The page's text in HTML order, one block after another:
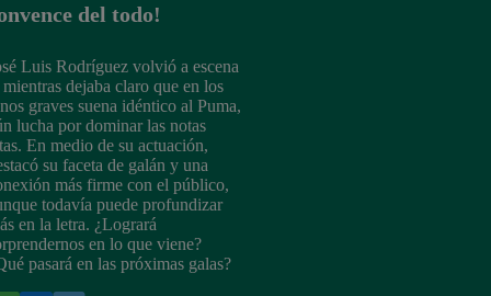
del todo!
Luis Rodríguez volvió a escena
dejaba claro que en los
graves suena idéntico al Puma,
lucha por dominar las notas
En medio de su actuación,
su faceta de galán y una
más firme con el público,
todavía puede profundizar
en la letra. ¿Logrará
en lo que viene?
pasará en las próximas galas?